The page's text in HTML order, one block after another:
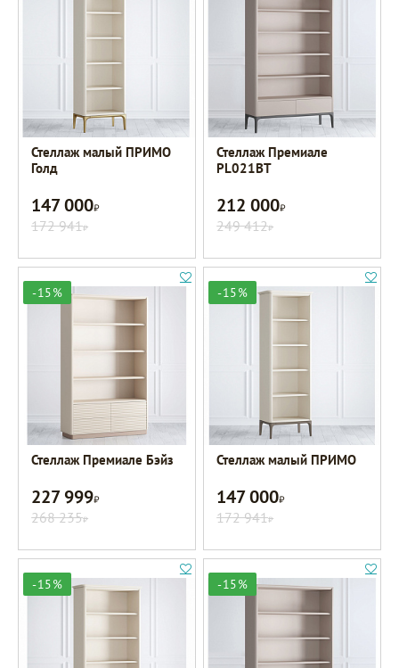
Стеллаж малый ПРИМО
Голд
147 000Р
172 941Р
Стеллаж Премиале
PL021BT
212 000Р
249 412Р
-15%
Стеллаж Премиале Бэйз
227 999Р
268 235Р
-15%
Стеллаж малый ПРИМО
147 000Р
172 941Р
-15% -15%